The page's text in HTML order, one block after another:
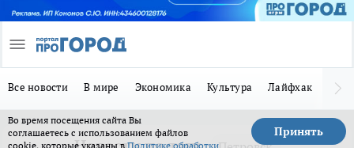
Все новости В мире Экономика Культура Лайфхак
Во время посещения сайта Вы
соглашаетесь с использованием файлов
cookie, которые указаны в Политике обработки
Принять